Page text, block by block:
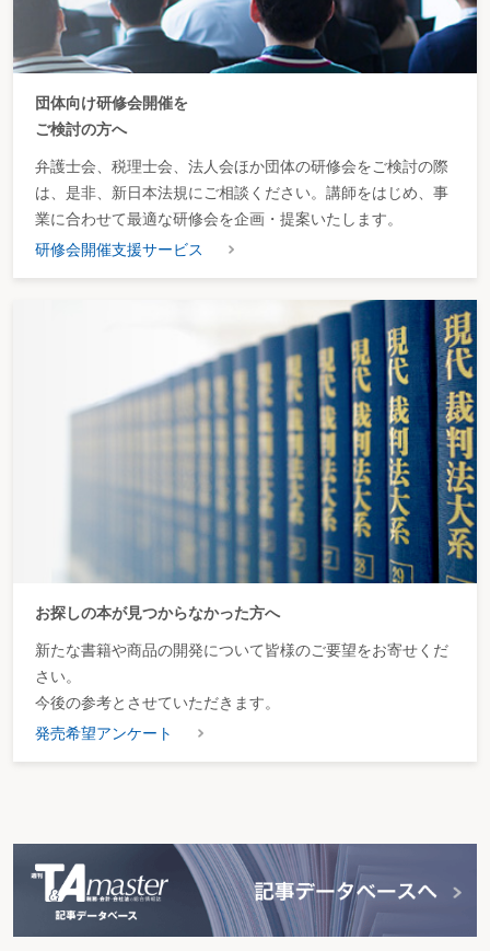
団体向け研修会開催を
ご検討の方へ
弁護士会、税理士会、法人会ほか団体の研修会をご検討の際
は、是非、新日本法規にご相談ください。講師をはじめ、事
業に合わせて最適な研修会を企画・提案いたします。
研修会開催支援サービス
お探しの本が見つからなかった方へ
新たな書籍や商品の開発について皆様のご要望をお寄せくだ
さい。
今後の参考とさせていただきます。
発売希望アンケート